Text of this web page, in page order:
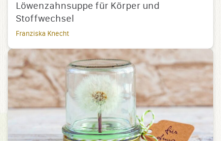
Löwenzahnsuppe für Körper und
Stoffwechsel
Franziska Knecht